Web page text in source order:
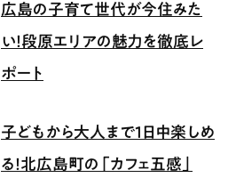
広島の子育て世代が今住みた
い！段原エリアの魅力を徹底レ
ポート
子どもから大人まで1日中楽しめ
る！北広島町の「カフェ五感」